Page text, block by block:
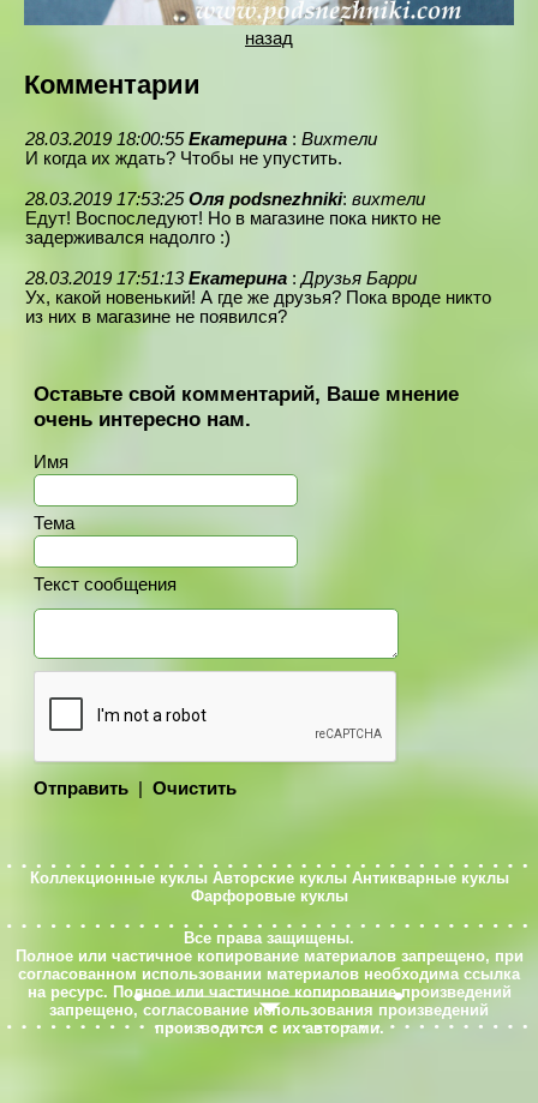
назад
Комментарии
28.03.2019 18:00:55 Екатерина : Вихтели
И когда их ждать? Чтобы не упустить.
28.03.2019 17:53:25 Оля podsnezhniki: вихтели
Едут! Воспоследуют! Но в магазине пока никто не
задерживался надолго :)
28.03.2019 17:51:13 Екатерина : Друзья Барри
Ух, какой новенький! А где же друзья? Пока вроде никто
из них в магазине не появился?
Оставьте свой комментарий, Ваше мнение
очень интересно нам.
Имя
Тема
Текст сообщения
Отправить | Очистить
Коллекционные куклы Авторские куклы Антикварные куклы
Фарфоровые куклы
Все права защищены.
Полное или частичное копирование материалов запрещено, при
согласованном использовании материалов необходима ссылка
на ресурс. Полное или частичное копирование произведений
запрещено, согласование использования произведений
производится с их авторами.